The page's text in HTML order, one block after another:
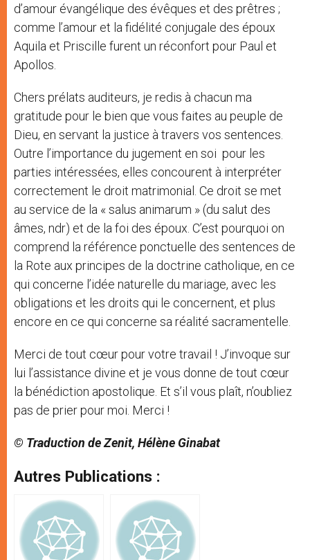
d’amour évangélique des évêques et des prêtres ;
comme l’amour et la fidélité conjugale des époux
Aquila et Priscille furent un réconfort pour Paul et
Apollos.
Chers prélats auditeurs, je redis à chacun ma
gratitude pour le bien que vous faites au peuple de
Dieu, en servant la justice à travers vos sentences.
Outre l’importance du jugement en soi pour les
parties intéressées, elles concourent à interpréter
correctement le droit matrimonial. Ce droit se met
au service de la « salus animarum » (du salut des
âmes, ndr) et de la foi des époux. C’est pourquoi on
comprend la référence ponctuelle des sentences de
la Rote aux principes de la doctrine catholique, en ce
qui concerne l’idée naturelle du mariage, avec les
obligations et les droits qui le concernent, et plus
encore en ce qui concerne sa réalité sacramentelle.
Merci de tout cœur pour votre travail ! J’invoque sur
lui l’assistance divine et je vous donne de tout cœur
la bénédiction apostolique. Et s’il vous plaît, n’oubliez
pas de prier pour moi. Merci !
© Traduction de Zenit, Hélène Ginabat
Autres Publications :